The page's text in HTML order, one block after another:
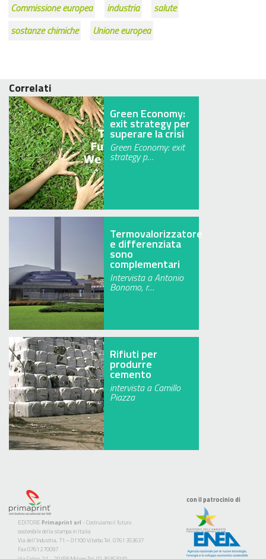
Commissione europea industria
salute
sostanze chimiche
Unione europea
Correlati
Green Economy:
exit strategy per
superare la crisi
Green Economy: exit
strategy p…
Termovalorizzatore
e differenziata
sono
complementari
Intervista a Antonio
Bonomo, r…
Rifiuti per
produrre
cemento
intervista a Camillo
Piazza
EDITORE Primaprint srl - Costruiamo il futuro
sostenibile della stampa in Italia
Via dell’Industria, 71 – 01100 Viterbo Tel. 0761 353637
Fax 0761 270097
con il patrocinio di